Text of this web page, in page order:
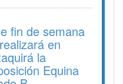
fin de semana
en
la
Equina